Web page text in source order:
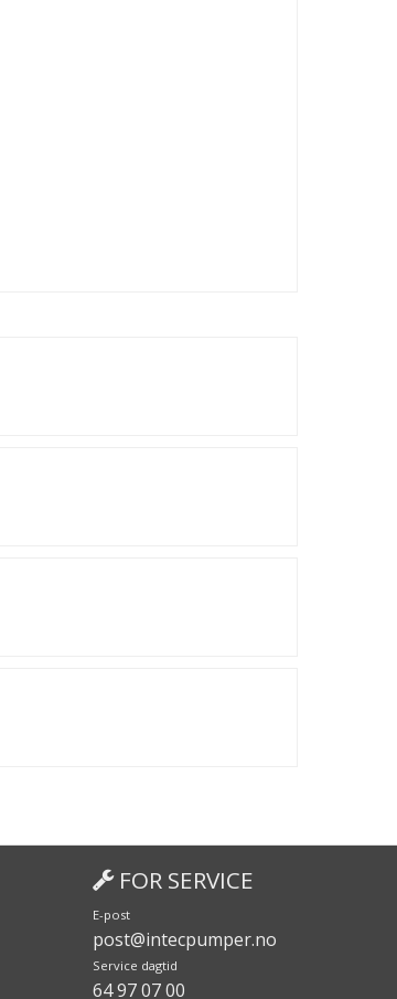
FOR SERVICE
E-post
post@intecpumper.no
Service dagtid
64 97 07 00